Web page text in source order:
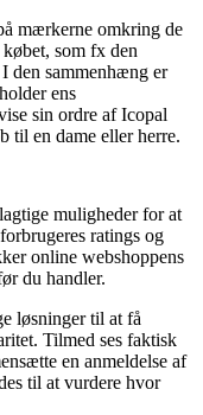
mærkerne omkring de
som fx den
den sammenhæng er
ens
sin ordre af Icopal
til en dame eller herre.
muligheder for at
ratings og
online webshoppens
du handler.
løsninger til at få
Tilmed ses faktisk
en anmeldelse af
til at vurdere hvor